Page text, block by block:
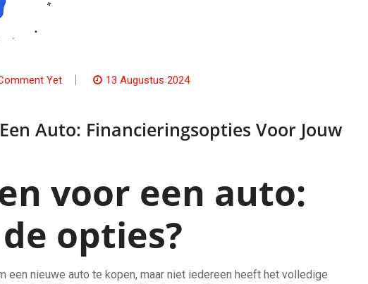
Yet 13 Augustus 2024
Auto: Financieringsopties Voor Jouw
voor een auto:
opties?
een nieuwe auto te kopen, maar niet iedereen heeft het volledige